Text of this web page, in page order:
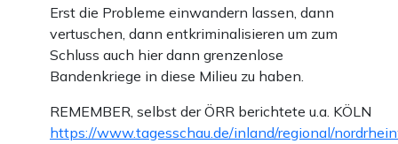
Erst die Probleme einwandern lassen, dann
vertuschen, dann entkriminalisieren um zum
Schluss auch hier dann grenzenlose
Bandenkriege in diese Milieu zu haben.
REMEMBER, selbst der ÖRR berichtete u.a. KÖLN
https://www.tagesschau.de/inland/regional/